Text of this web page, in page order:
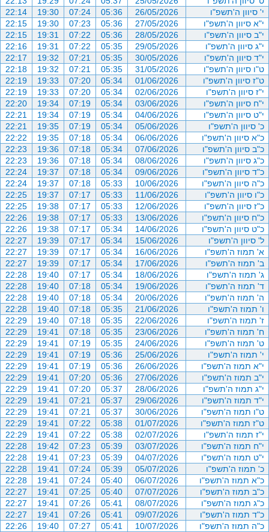
י' סיוון ה'תשפ"ו
26/05/2026
05:36
07:24
19:30
22:14
י"א סיוון ה'תשפ"ו
27/05/2026
05:36
07:23
19:30
22:15
י"ב סיוון ה'תשפ"ו
28/05/2026
05:36
07:22
19:31
22:15
י"ג סיוון ה'תשפ"ו
29/05/2026
05:35
07:22
19:31
22:16
י"ד סיוון ה'תשפ"ו
30/05/2026
05:35
07:21
19:32
22:17
ט"ו סיוון ה'תשפ"ו
31/05/2026
05:35
07:21
19:32
22:18
ט"ז סיוון ה'תשפ"ו
01/06/2026
05:34
07:20
19:33
22:19
י"ז סיוון ה'תשפ"ו
02/06/2026
05:34
07:20
19:33
22:19
י"ח סיוון ה'תשפ"ו
03/06/2026
05:34
07:19
19:34
22:20
י"ט סיוון ה'תשפ"ו
04/06/2026
05:34
07:19
19:34
22:21
כ' סיוון ה'תשפ"ו
05/06/2026
05:34
07:19
19:35
22:21
כ"א סיוון ה'תשפ"ו
06/06/2026
05:34
07:18
19:35
22:22
כ"ב סיוון ה'תשפ"ו
07/06/2026
05:34
07:18
19:36
22:23
כ"ג סיוון ה'תשפ"ו
08/06/2026
05:34
07:18
19:36
22:23
כ"ד סיוון ה'תשפ"ו
09/06/2026
05:34
07:18
19:37
22:24
כ"ה סיוון ה'תשפ"ו
10/06/2026
05:33
07:18
19:37
22:24
כ"ו סיוון ה'תשפ"ו
11/06/2026
05:33
07:17
19:37
22:25
כ"ז סיוון ה'תשפ"ו
12/06/2026
05:33
07:17
19:38
22:25
כ"ח סיוון ה'תשפ"ו
13/06/2026
05:33
07:17
19:38
22:26
כ"ט סיוון ה'תשפ"ו
14/06/2026
05:34
07:17
19:38
22:26
ל' סיוון ה'תשפ"ו
15/06/2026
05:34
07:17
19:39
22:27
א' תמוז ה'תשפ"ו
16/06/2026
05:34
07:17
19:39
22:27
ב' תמוז ה'תשפ"ו
17/06/2026
05:34
07:17
19:39
22:27
ג' תמוז ה'תשפ"ו
18/06/2026
05:34
07:17
19:40
22:28
ד' תמוז ה'תשפ"ו
19/06/2026
05:34
07:18
19:40
22:28
ה' תמוז ה'תשפ"ו
20/06/2026
05:34
07:18
19:40
22:28
ו' תמוז ה'תשפ"ו
21/06/2026
05:35
07:18
19:40
22:28
ז' תמוז ה'תשפ"ו
22/06/2026
05:35
07:18
19:40
22:29
ח' תמוז ה'תשפ"ו
23/06/2026
05:35
07:18
19:41
22:29
ט' תמוז ה'תשפ"ו
24/06/2026
05:35
07:19
19:41
22:29
י' תמוז ה'תשפ"ו
25/06/2026
05:36
07:19
19:41
22:29
י"א תמוז ה'תשפ"ו
26/06/2026
05:36
07:19
19:41
22:29
י"ב תמוז ה'תשפ"ו
27/06/2026
05:36
07:20
19:41
22:29
י"ג תמוז ה'תשפ"ו
28/06/2026
05:37
07:20
19:41
22:29
י"ד תמוז ה'תשפ"ו
29/06/2026
05:37
07:21
19:41
22:29
ט"ו תמוז ה'תשפ"ו
30/06/2026
05:37
07:21
19:41
22:29
ט"ז תמוז ה'תשפ"ו
01/07/2026
05:38
07:22
19:41
22:29
י"ז תמוז ה'תשפ"ו
02/07/2026
05:38
07:22
19:41
22:29
י"ח תמוז ה'תשפ"ו
03/07/2026
05:39
07:23
19:42
22:28
י"ט תמוז ה'תשפ"ו
04/07/2026
05:39
07:23
19:41
22:28
כ' תמוז ה'תשפ"ו
05/07/2026
05:39
07:24
19:41
22:28
כ"א תמוז ה'תשפ"ו
06/07/2026
05:40
07:24
19:41
22:28
כ"ב תמוז ה'תשפ"ו
07/07/2026
05:40
07:25
19:41
22:27
כ"ג תמוז ה'תשפ"ו
08/07/2026
05:41
07:26
19:41
22:27
כ"ד תמוז ה'תשפ"ו
09/07/2026
05:41
07:26
19:41
22:27
כ"ה תמוז ה'תשפ"ו
10/07/2026
05:41
07:27
19:40
22:26